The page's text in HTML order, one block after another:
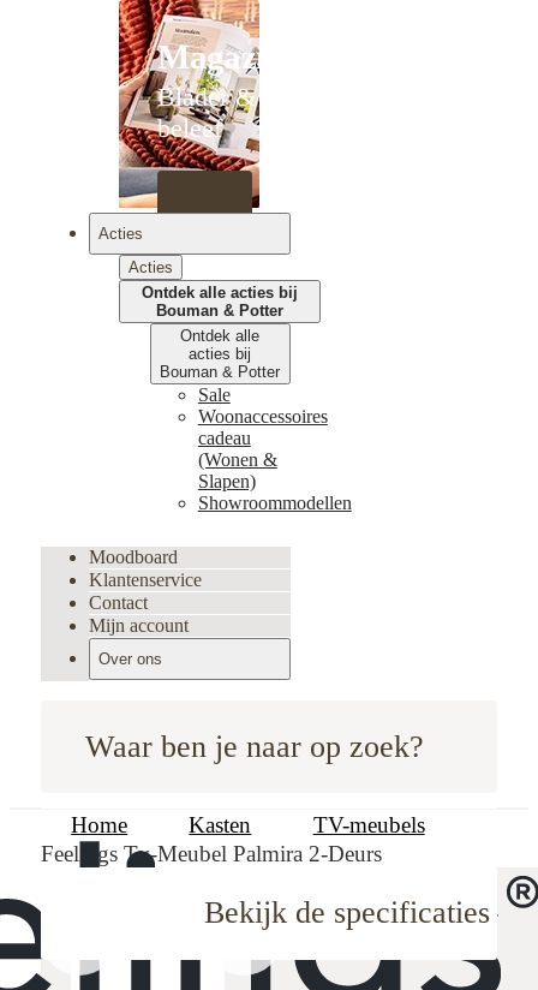
Waar ben je naar op zoek?
Magazines
Blader &
beleef
Acties
Acties
Ontdek alle acties bij
Bouman & Potter
Ontdek alle
acties bij
Bouman & Potter
Sale
Woonaccessoires
cadeau
(Wonen &
Slapen)
Showroommodellen
Moodboard
Klantenservice
Contact
Mijn account
Over ons
Home Kasten
TV-meubels
Feelings Tv-Meubel Palmira 2-Deurs
Bekijk de specificaties